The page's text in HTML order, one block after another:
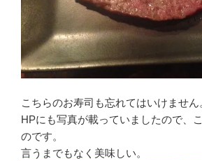
こちらのお寿司も忘れてはいけません
HPにも写真が載っていましたので、
のです。
言うまでもなく美味しい。